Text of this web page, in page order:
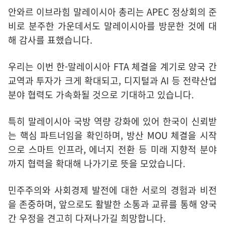
안와르 이브라힘 말레이시아 총리는 APEC 정상회의 준
비로 분주한 가운데서도 말레이시아를 방문한 것에 대
해 감사를 표했습니다.
우리는 이번 한-말레이시아 FTA 체결을 계기로 양국 간
교역과 투자가 크게 확대되고, 디지털과 AI 등 전략산업
분야 협력도 가속화될 것으로 기대하고 있습니다.
특히 말레이시아 국방 역량 강화에 있어 한국이 신뢰받
는 핵심 파트너임을 확인하며, 방산 MOU 체결을 시작
으로 스마트 인프라, 에너지 전환 등 미래 지향적 분야
까지 협력을 확대해 나가기로 뜻을 모았습니다.
민주주의와 사회경제 발전에 대한 서로의 경험과 비전
을 존중하며, 앞으로도 활발한 소통과 교류를 통해 양국
간 우정을 견고히 다져나가길 희망합니다.